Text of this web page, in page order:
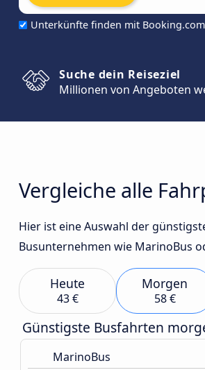
Unterkünfte finden mit Booking.com
Suche dein Reiseziel
Millionen von Angeboten
Vergleiche alle
Hier ist eine Auswahl der
Busunternehmen wie MarinoBus
Heute
43 €
Morgen
58 €
Günstigste Busfahrten
MarinoBus